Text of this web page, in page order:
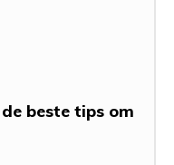
beste tips om